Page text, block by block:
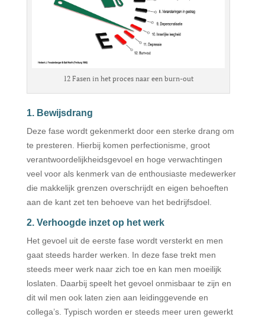
12 Fasen in het proces naar een burn-out
1. Bewijsdrang
Deze fase wordt gekenmerkt door een sterke drang om
te presteren. Hierbij komen perfectionisme, groot
verantwoordelijkheidsgevoel en hoge verwachtingen
veel voor als kenmerk van de enthousiaste medewerker
die makkelijk grenzen overschrijdt en eigen behoeften
aan de kant zet ten behoeve van het bedrijfsdoel.
2. Verhoogde inzet op het werk
Het gevoel uit de eerste fase wordt versterkt en men
gaat steeds harder werken. In deze fase trekt men
steeds meer werk naar zich toe en kan men moeilijk
loslaten. Daarbij speelt het gevoel onmisbaar te zijn en
dit wil men ook laten zien aan leidinggevende en
collega’s. Typisch worden er steeds meer uren gewerkt